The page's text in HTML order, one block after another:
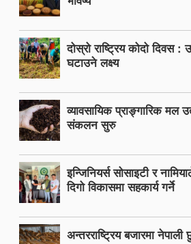
दोस्रो राष्ट्रिय कोदो दिवस
घटाउने लक्ष्य
व्यावसायिक प्राङ्गारिक मल
संकलन सुरु
इन्जिनियर्स सोसाइटी र
दिगो विकासमा सहकार्य गर्ने
अन्तरराष्ट्रिय बजारमा नेपाली